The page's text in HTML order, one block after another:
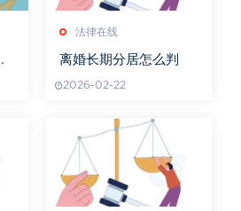
法律在线
离婚长期分居怎么判
2026-02-22